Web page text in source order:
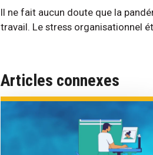
Il ne fait aucun doute que la
travail. Le stress organisationnel
Articles connexes